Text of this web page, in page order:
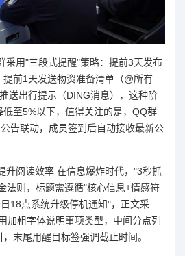
采用"三段式提醒"策略：提前3天发布
前1天发送物资准备清单（@所有
送出行提示（DING消息），这种阶
至5%以下，值得关注的是，QQ群
告联动，成员签到后自动接收最新公
升阅读效率 在信息爆炸时代，"3秒抓
法则，标题需遵循"核心信息+情感符
18点系统升级停机通知"，正文采
加粗字体说明事项类型，中间分点列
末尾用醒目标签强调截止时间。